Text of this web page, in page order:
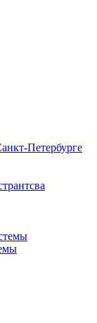
Петербурге